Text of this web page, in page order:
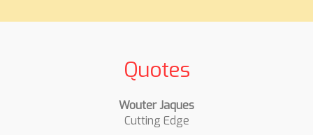
Quotes
Wouter Jaques
Cutting Edge